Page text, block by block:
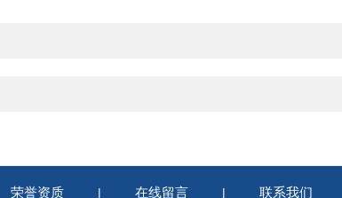
荣誉资质 | 在线留言 | 联系我们